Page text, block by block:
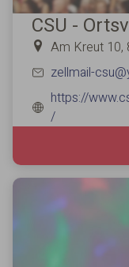
CSU -
Am Kreut 10,
zellmail-
https://
/